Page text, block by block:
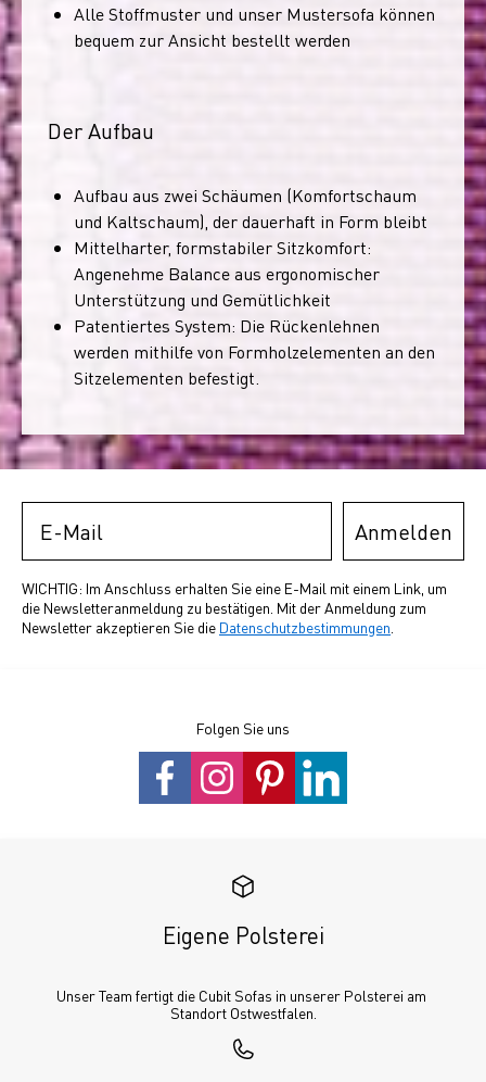
Alle Stoffmuster und unser Mustersofa können
bequem zur Ansicht bestellt werden
Der Aufbau
Aufbau aus zwei Schäumen (Komfortschaum
und Kaltschaum), der dauerhaft in Form bleibt
Mittelharter, formstabiler Sitzkomfort:
Angenehme Balance aus ergonomischer
Unterstützung und Gemütlichkeit
Patentiertes System: Die Rückenlehnen
werden mithilfe von Formholzelementen an den
Sitzelementen befestigt.
Anmelden
WICHTIG: Im Anschluss erhalten Sie eine E-Mail mit einem Link, um
die Newsletteranmeldung zu bestätigen. Mit der Anmeldung zum
Newsletter akzeptieren Sie die Datenschutzbestimmungen
Folgen Sie uns
Eigene Polsterei
Unser Team fertigt die Cubit Sofas in unserer Polsterei am
Standort Ostwestfalen.